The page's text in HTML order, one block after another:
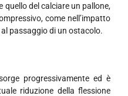
quello del calciare un pallone,
come nell’impatto
passaggio di un ostacolo.
progressivamente ed è
riduzione della flessione